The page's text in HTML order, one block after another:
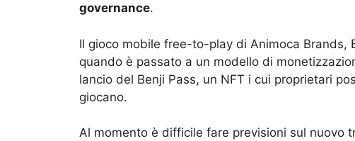
governance.
Il gioco mobile free-to-play di Animoca Brands,
quando è passato a un modello di
lancio del Benji Pass, un NFT i cui proprietari
giocano.
Al momento è difficile fare previsioni sul nuovo